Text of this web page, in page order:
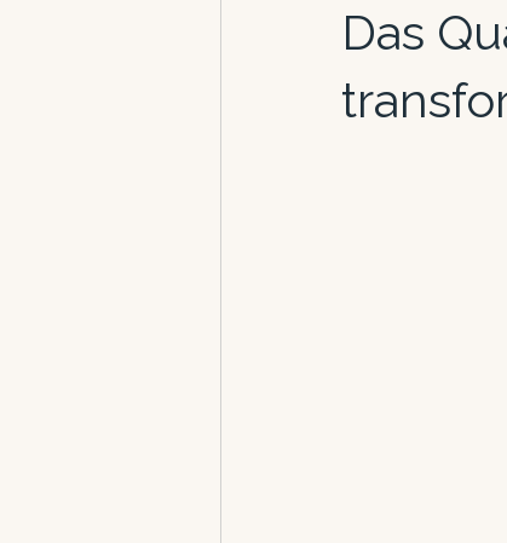
Das